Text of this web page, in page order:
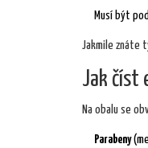
Musí být
Jakmile znáte
Jak číst
Na obalu se
Parabeny